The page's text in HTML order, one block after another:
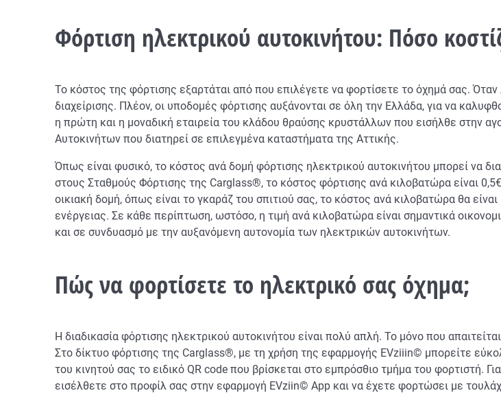
Φόρτιση ηλεκτρικού αυτοκινήτου: Πόσο
Το κόστος της φόρτισης εξαρτάται από που επιλέγετε να φορτίσετε το όχημά σας.
διαχείρισης. Πλέον, οι υποδομές φόρτισης αυξάνονται σε όλη την Ελλάδα, για να
η πρώτη και η μοναδική εταιρεία του κλάδου θραύσης κρυστάλλων που εισήλθε στην
Αυτοκινήτων που διατηρεί σε επιλεγμένα καταστήματα της Αττικής.
Όπως είναι φυσικό, το κόστος ανά δομή φόρτισης ηλεκτρικού αυτοκινήτου μπορεί να
στους Σταθμούς Φόρτισης της Carglass®, το κόστος φόρτισης ανά κιλοβατώρα είναι
οικιακή δομή, όπως είναι το γκαράζ του σπιτιού σας, το κόστος ανά κιλοβατώρα θα
ενέργειας. Σε κάθε περίπτωση, ωστόσο, η τιμή ανά κιλοβατώρα είναι σημαντικά
και σε συνδυασμό με την αυξανόμενη αυτονομία των ηλεκτρικών αυτοκινήτων.
Πώς να φορτίσετε το ηλεκτρικό σας όχημα;
Η διαδικασία φόρτισης ηλεκτρικού αυτοκινήτου είναι πολύ απλή. Το μόνο που
Στο δίκτυο φόρτισης της Carglass®, με τη χρήση της εφαρμογής EVziiin© μπορείτε
του κινητού σας το ειδικό QR code που βρίσκεται στο εμπρόσθιο τμήμα του φορτιστή.
εισέλθετε στο προφίλ σας στην εφαρμογή EVziin© App και να έχετε φορτώσει με